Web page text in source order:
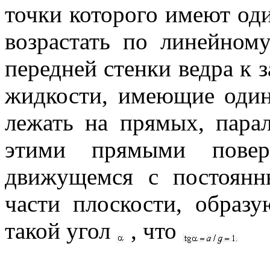
точки которого имеют
возрастать по
передней стенки ведра к
жидкости, имеющие
лежать на прямых,
этими прямыми
движущемся с
части плоскости,
такой угол
, что